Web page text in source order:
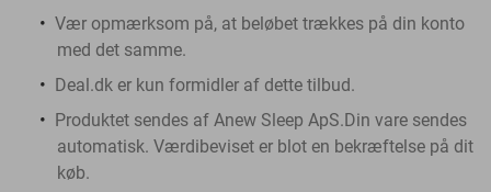
Vær opmærksom på, at beløbet trækkes på din konto
med det samme.
Deal.dk er kun formidler af dette tilbud.
Produktet sendes af Anew Sleep ApS.Din vare sendes
automatisk. Værdibeviset er blot en bekræftelse på dit
køb.